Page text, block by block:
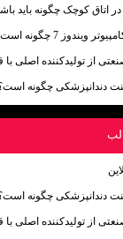
کوچک چگونه باید
7 چگونه است؟
دندانپزشکی چگونه
دندانپزشکی چگونه